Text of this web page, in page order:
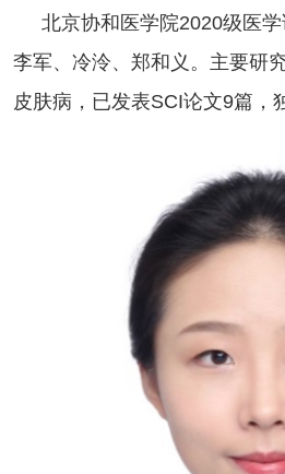
北京协和医学院2020级医
李军、冷泠、郑和义。主要研
皮肤病，已发表SCI论文9篇，